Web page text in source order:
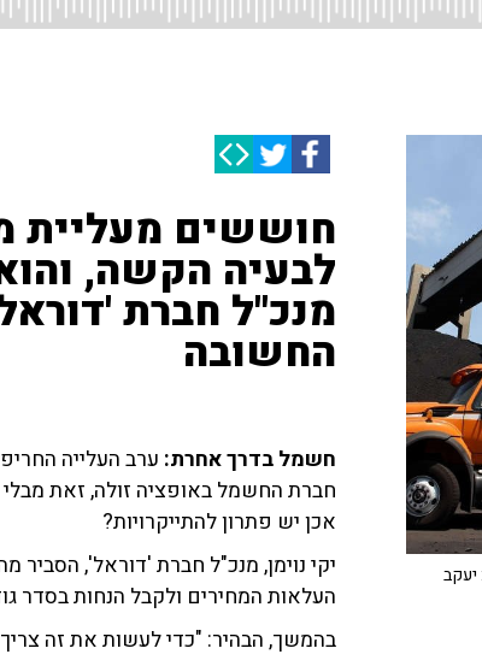
חוששים מעליית
לבעיה הקשה,
מנכ"ל חברת
החשובה
חשמל בדרך אחרת: ערב העלייה
חברת החשמל באופציה זולה, זאת
אכן יש פתרון להתייקרויות?
יקי נוימן, מנכ"ל חברת 'דוראל',
העלאות המחירים ולקבל הנחות בסדר
בהמשך, הבהיר: "כדי לעשות את זה
יעקב